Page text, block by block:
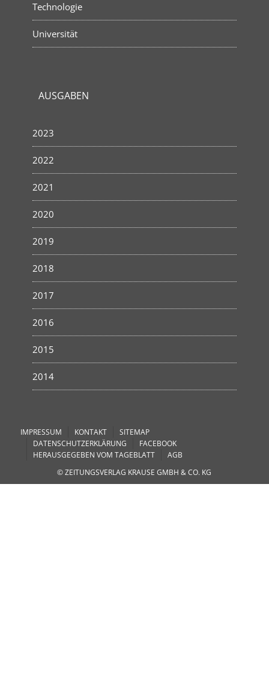
Technologie
Universität
AUSGABEN
2023
2022
2021
2020
2019
2018
2017
2016
2015
2014
IMPRESSUM KONTAKT
SITEMAP
DATENSCHUTZERKLÄRUNG
FACEBOOK
HERAUSGEGEBEN VOM TAGEBLATT
AGB
© ZEITUNGSVERLAG KRAUSE GMBH & CO. KG